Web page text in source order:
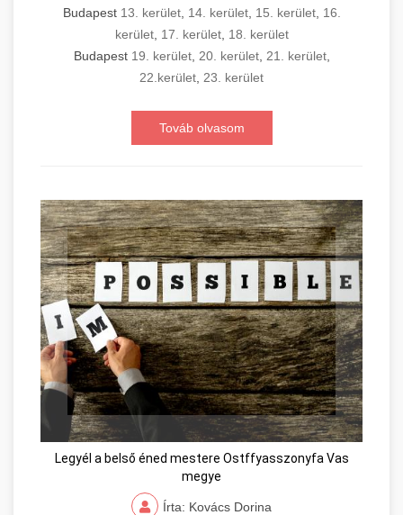
Budapest 13. kerület, 14. kerület, 15. kerület, 16.
kerület, 17. kerület, 18. kerület
Budapest 19. kerület, 20. kerület, 21. kerület,
22.kerület, 23. kerület
Továb olvasom
Legyél a belső éned mestere Ostffyasszonyfa Vas
megye
Írta: Kovács Dorina